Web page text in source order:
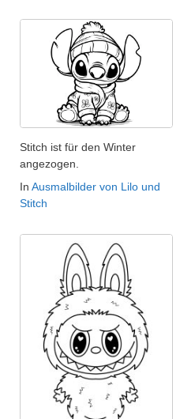
Stitch ist für den Winter
angezogen.
In Ausmalbilder von Lilo und
Stitch